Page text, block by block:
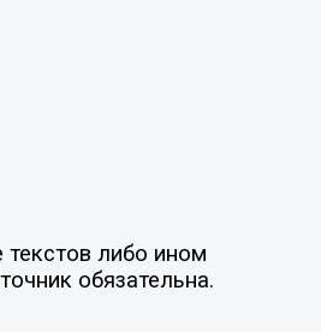
либо ином
обязательна.